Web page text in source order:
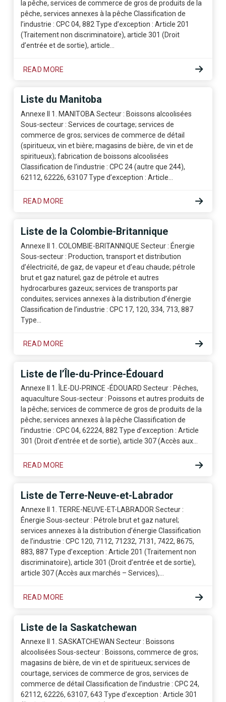
la pêche, services de commerce de gros de produits de la
pêche, services annexes à la pêche Classification de
l’industrie : CPC 04, 882 Type d’exception : Article 201
(Traitement non discriminatoire), article 301 (Droit
d’entrée et de sortie), article…
READ MORE
Liste du Manitoba
Annexe II 1. MANITOBA Secteur : Boissons alcoolisées
Sous-secteur : Services de courtage; services de
commerce de gros; services de commerce de détail
(spiritueux, vin et bière; magasins de bière, de vin et de
spiritueux); fabrication de boissons alcoolisées
Classification de l’industrie : CPC 24 (autre que 244),
62112, 62226, 63107 Type d’exception : Article…
READ MORE
Liste de la Colombie-Britannique
Annexe II 1. COLOMBIE-BRITANNIQUE Secteur : Énergie
Sous-secteur : Production, transport et distribution
d’électricité, de gaz, de vapeur et d’eau chaude; pétrole
brut et gaz naturel; gaz de pétrole et autres
hydrocarbures gazeux; services de transports par
conduites; services annexes à la distribution d’énergie
Classification de l’industrie : CPC 17, 120, 334, 713, 887
Type…
READ MORE
Liste de l’Île-du-Prince-Édouard
Annexe II 1. ÎLE-DU-PRINCE -ÉDOUARD Secteur : Pêches,
aquaculture Sous-secteur : Poissons et autres produits de
la pêche; services de commerce de gros de produits de la
pêche; services annexes à la pêche Classification de
l’industrie : CPC 04, 62224, 882 Type d’exception : Article
301 (Droit d’entrée et de sortie), article 307 (Accès aux…
READ MORE
Liste de Terre-Neuve-et-Labrador
Annexe II 1. TERRE-NEUVE-ET-LABRADOR Secteur :
Énergie Sous-secteur : Pétrole brut et gaz naturel;
services annexes à la distribution d’énergie Classification
de l’industrie : CPC 120, 7112, 71232, 7131, 7422, 8675,
883, 887 Type d’exception : Article 201 (Traitement non
discriminatoire), article 301 (Droit d’entrée et de sortie),
article 307 (Accès aux marchés – Services),…
READ MORE
Liste de la Saskatchewan
Annexe II 1. SASKATCHEWAN Secteur : Boissons
alcoolisées Sous-secteur : Boissons, commerce de gros;
magasins de bière, de vin et de spiritueux; services de
courtage, services de commerce de gros, services de
commerce de détail Classification de l’industrie : CPC 24,
62112, 62226, 63107, 643 Type d’exception : Article 301